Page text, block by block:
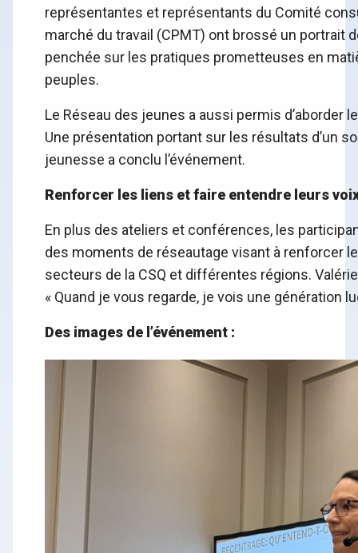
représentantes et représentants du Comité
marché du travail (CPMT) ont brossé un portrait
penchée sur les pratiques prometteuses en
peuples.
Le Réseau des jeunes a aussi permis
Une présentation portant sur les résultats d’un
jeunesse a conclu l’événement.
Renforcer les liens et faire entendre leurs
En plus des ateliers et conférences, les
des moments de réseautage visant à renforcer
secteurs de la CSQ et différentes régions.
« Quand je vous regarde, je vois une génération
Des images de l’événement :